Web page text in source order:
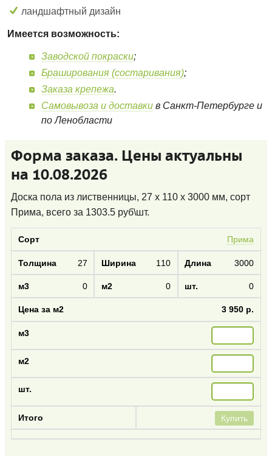
ландшафтный дизайн
Имеется возможность:
Заводской покраски;
Браширования (состаривания);
Заказа крепежа.
Самовывоза и доставки в Санкт-Петербурге и
по Ленобласти
Форма заказа. Цены актуальны
на 10.08.2026
Доска пола из лиственницы, 27 x 110 x 3000 мм, сорт
Прима, всего за 1303.5 руб\шт.
Прима
27 110 3000
0 0 0
3 950 р.
Купить